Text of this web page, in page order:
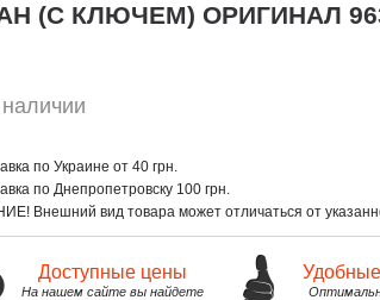
(С КЛЮЧЕМ) ОРИГИНАЛ
по Украине от 40 грн.
по Днепропетровску 100 грн.
Внешний вид товара может отличаться от
Доступные цены
На нашем сайте вы найдете